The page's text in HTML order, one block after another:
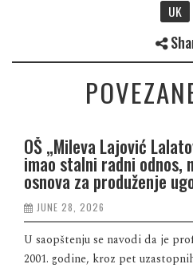
UK
OŠ „Mileva Lajović
imao stalni radni odnos,
osnova za produženje
JUNE 28, 2026
U saopštenju se navodi da je
2001. godine, kroz pet